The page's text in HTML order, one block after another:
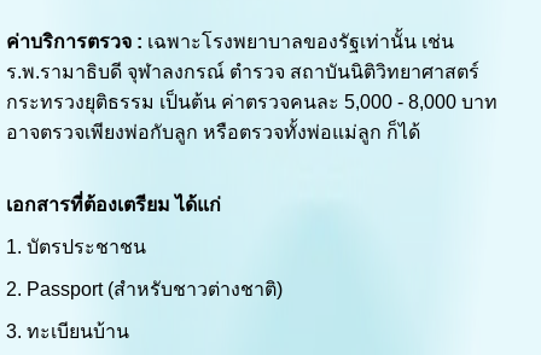
ค่าบริการตรวจ : เฉพาะโรงพยาบาลของรัฐเท่านั้น เช่น
ร.พ.รามาธิบดี จุฬาลงกรณ์ ตำรวจ สถาบันนิติวิทยาศาสตร์
กระทรวงยุติธรรม เป็นต้น ค่าตรวจคนละ 5,000 - 8,000 บาท
อาจตรวจเพียงพ่อกับลูก หรือตรวจทั้งพ่อแม่ลูก ก็ได้
เอกสารที่ต้องเตรียม ได้แก่
1. บัตรประชาชน
2. Passport (สำหรับชาวต่างชาติ)
3. ทะเบียนบ้าน